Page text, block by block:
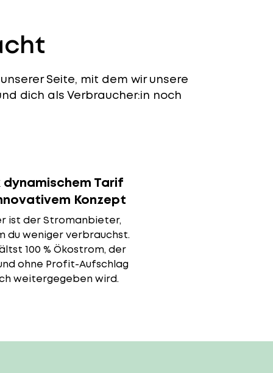
Seite, mit dem wir unsere
dich als Verbraucher:in noch
dynamischem Tarif
Konzept
ist der Stromanbieter,
du weniger verbrauchst.
100 % Ökostrom, der
ohne Profit-Aufschlag
weitergegeben wird.